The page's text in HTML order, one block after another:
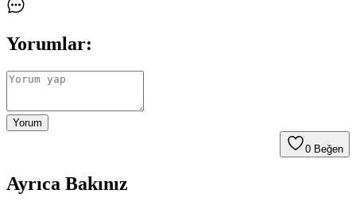
Yorumlar:
Yorum
0 Beğen
Ayrıca Bakınız